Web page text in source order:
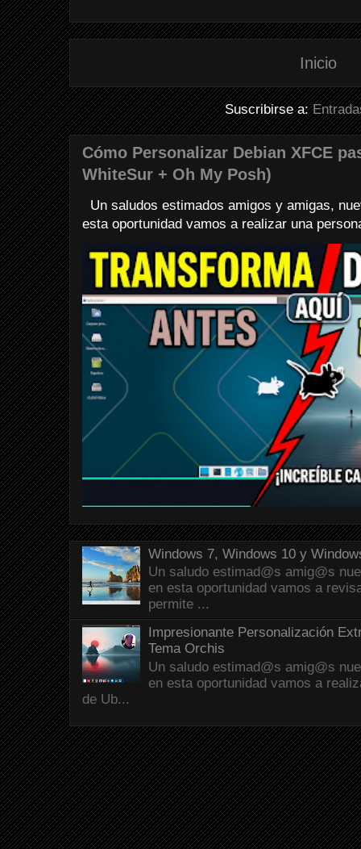
Inicio
Suscribirse a:
Cómo Personalizar Debian XFCE
WhiteSur + Oh My Posh)
Un saludos estimados amigos y amigas,
esta oportunidad vamos a realizar una
Windows 7, Windows 10 y
Un saludo estimad@s amig@s
en esta oportunidad vamos a
permite ...
Impresionante Personalización
Tema Orchis
Un saludo estimad@s amig@s
en esta oportunidad vamos a
de Ub...